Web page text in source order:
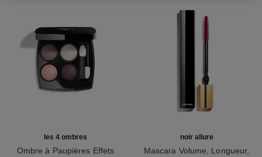
les 4 ombres
Ombre à Paupières Effets
noir allure
Mascara Volume, Longueur,